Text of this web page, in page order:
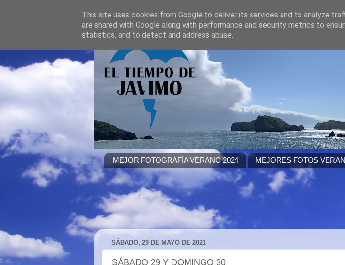
MEJOR FOTOGRAFÍA VERANO 2024 MEJORES FOTOS
SÁBADO, 29 DE MAYO DE 2021
SÁBADO 29 Y DOMINGO 30
This site uses cookies from Google to deliver its services and to analyze
are shared with Google along with performance and security metrics to
statistics, and to detect and address abuse.